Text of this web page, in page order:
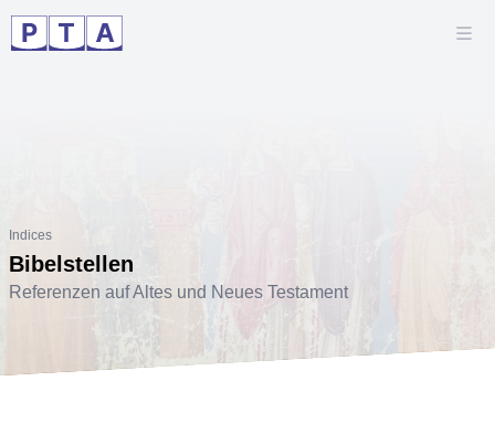
Indices
Bibelstellen
Referenzen auf Altes und Neues Testament